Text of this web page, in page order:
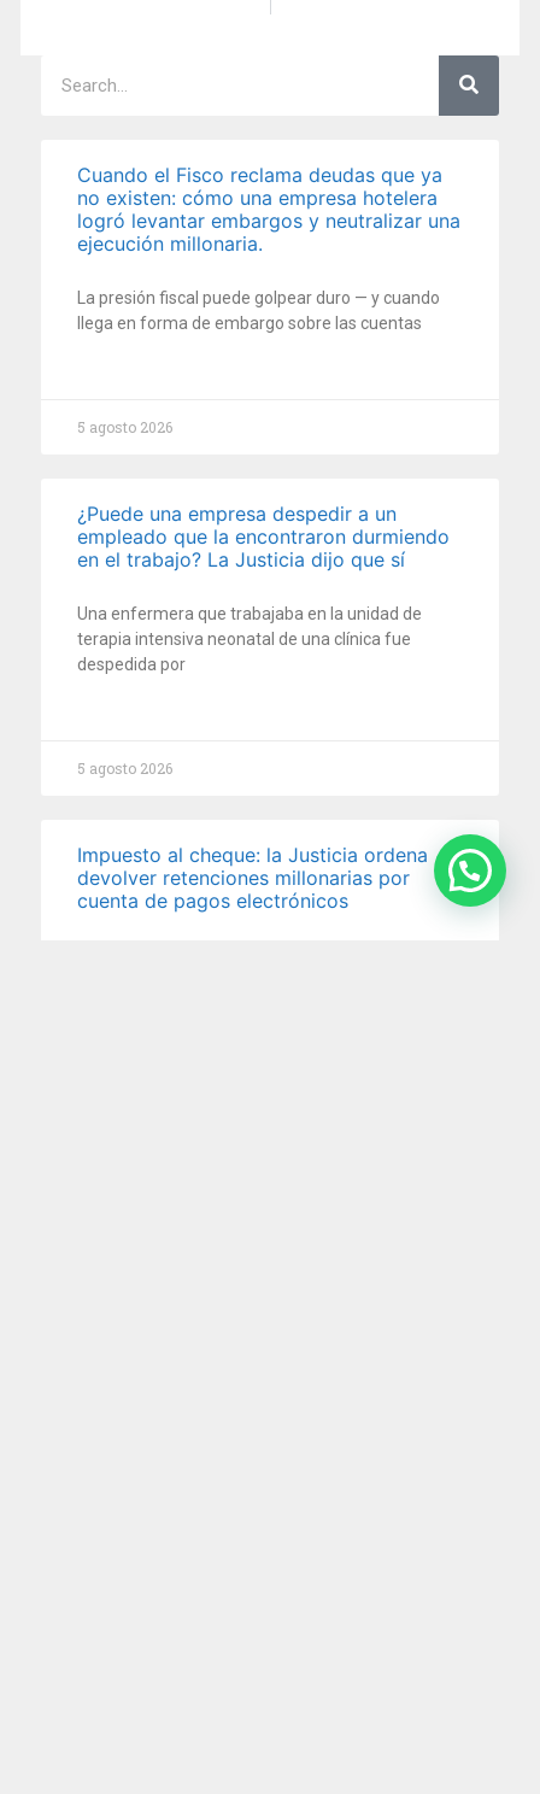
Cuando el Fisco reclama deudas que ya
no existen: cómo una empresa hotelera
logró levantar embargos y neutralizar una
ejecución millonaria.
La presión fiscal puede golpear duro — y cuando
llega en forma de embargo sobre las cuentas
5 agosto 2026
¿Puede una empresa despedir a un
empleado que la encontraron durmiendo
en el trabajo? La Justicia dijo que sí
Una enfermera que trabajaba en la unidad de
terapia intensiva neonatal de una clínica fue
despedida por
5 agosto 2026
Impuesto al cheque: la Justicia ordena
devolver retenciones millonarias por
cuenta de pagos electrónicos